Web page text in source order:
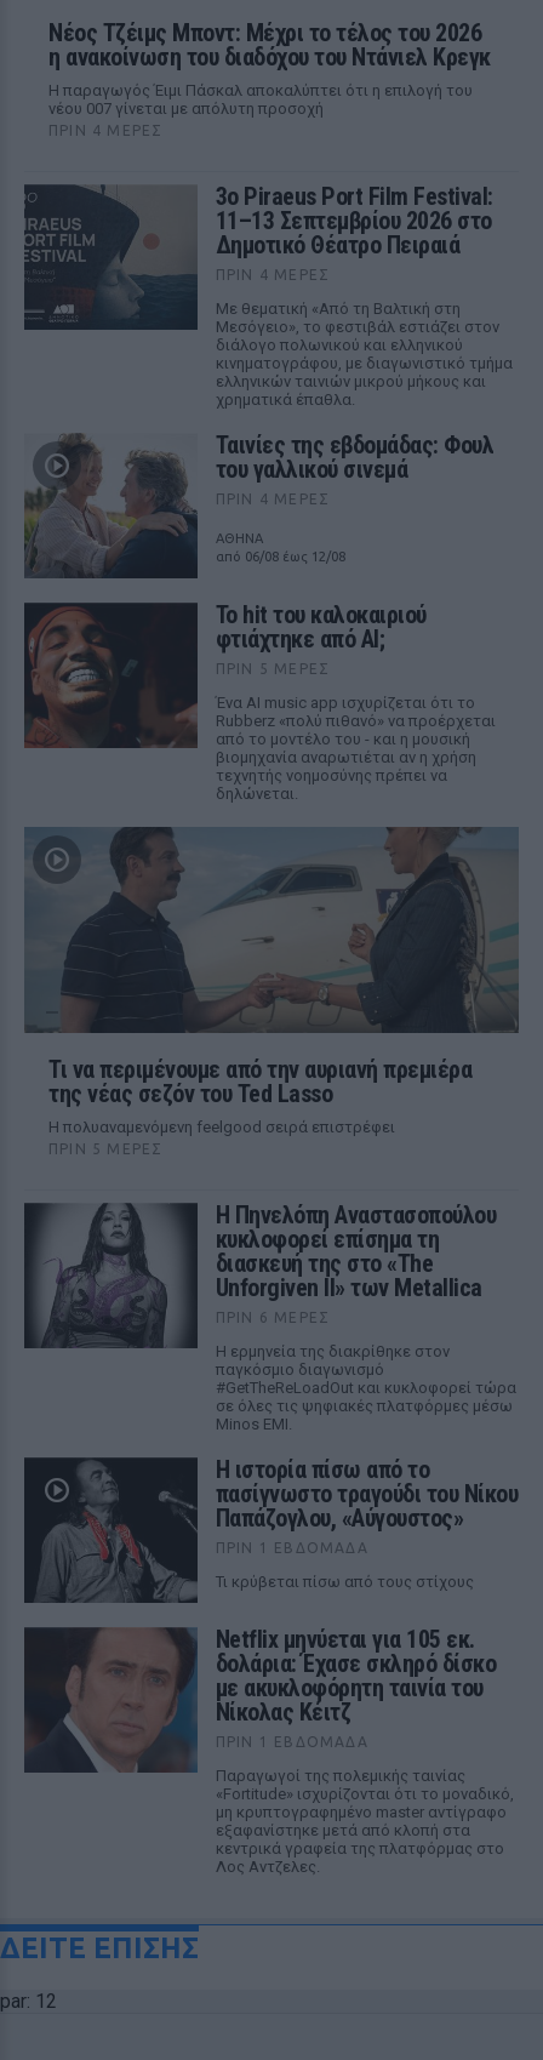
Νέος Τζέιμς Μποντ: Μέχρι το τέλος του 2026
η ανακοίνωση του διαδόχου του Ντάνιελ Κρεγκ
Η παραγωγός Έιμι Πάσκαλ αποκαλύπτει ότι η επιλογή του
νέου 007 γίνεται με απόλυτη προσοχή
ΠΡΙΝ 4 ΜΈΡΕΣ
3ο Piraeus Port Film Festival:
11–13 Σεπτεμβρίου 2026 στο
Δημοτικό Θέατρο Πειραιά
ΠΡΙΝ 4 ΜΈΡΕΣ
Με θεματική «Από τη Βαλτική στη
Μεσόγειο», το φεστιβάλ εστιάζει στον
διάλογο πολωνικού και ελληνικού
κινηματογράφου, με διαγωνιστικό τμήμα
ελληνικών ταινιών μικρού μήκους και
χρηματικά έπαθλα.
Ταινίες της εβδομάδας: Φουλ
του γαλλικού σινεμά
ΠΡΙΝ 4 ΜΈΡΕΣ
ΑΘΗΝΑ
από 06/08 έως 12/08
Το hit του καλοκαιριού
φτιάχτηκε από AI;
ΠΡΙΝ 5 ΜΈΡΕΣ
Ένα AI music app ισχυρίζεται ότι το
Rubberz «πολύ πιθανό» να προέρχεται
από το μοντέλο του - και η μουσική
βιομηχανία αναρωτιέται αν η χρήση
τεχνητής νοημοσύνης πρέπει να
δηλώνεται.
Τι να περιμένουμε από την αυριανή πρεμιέρα
της νέας σεζόν του Ted Lasso
Η πολυαναμενόμενη feelgood σειρά επιστρέφει
ΠΡΙΝ 5 ΜΈΡΕΣ
Η Πηνελόπη Αναστασοπούλου
κυκλοφορεί επίσημα τη
διασκευή της στο «The
Unforgiven II» των Metallica
ΠΡΙΝ 6 ΜΈΡΕΣ
Η ερμηνεία της διακρίθηκε στον
παγκόσμιο διαγωνισμό
#GetTheReLoadOut και κυκλοφορεί τώρα
σε όλες τις ψηφιακές πλατφόρμες μέσω
Minos EMI.
Η ιστορία πίσω από το
πασίγνωστο τραγούδι του Νίκου
Παπάζογλου, «Αύγουστος»
ΠΡΙΝ 1 ΕΒΔΟΜΆΔΑ
Τι κρύβεται πίσω από τους στίχους
Netflix μηνύεται για 105 εκ.
δολάρια: Έχασε σκληρό δίσκο
με ακυκλοφόρητη ταινία του
Νίκολας Κέιτζ
ΠΡΙΝ 1 ΕΒΔΟΜΆΔΑ
Παραγωγοί της πολεμικής ταινίας
«Fortitude» ισχυρίζονται ότι το μοναδικό,
μη κρυπτογραφημένο master αντίγραφο
εξαφανίστηκε μετά από κλοπή στα
κεντρικά γραφεία της πλατφόρμας στο
Λος Αντζελες.
ΔΕΙΤΕ ΕΠΙΣΗΣ
par: 12